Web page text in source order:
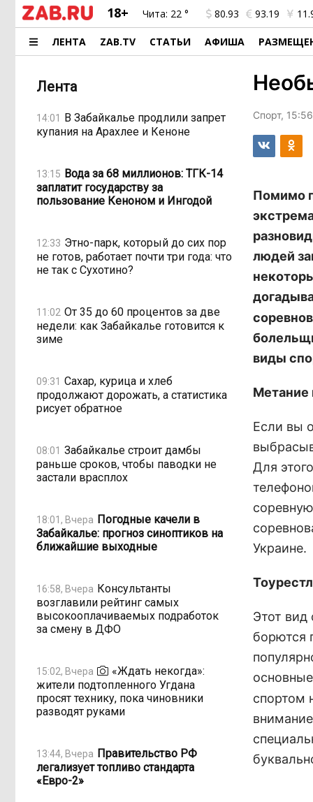
18+ Чита: 22 ° 80.93 93.19
ЛЕНТА ZAB.TV СТАТЬИ АФИША
Лента
14:01 В Забайкалье продлили запрет
купания на Арахлее и Кеноне
13:15 Вода за 68 миллионов: ТГК-14
заплатит государству за
пользование Кеноном и Ингодой
12:33 Этно-парк, который до сих пор
не готов, работает почти три года: что
не так с Сухотино?
11:02 От 35 до 60 процентов за две
недели: как Забайкалье готовится к
зиме
09:31 Сахар, курица и хлеб
продолжают дорожать, а статистика
рисует обратное
08:01 Забайкалье строит дамбы
раньше сроков, чтобы паводки не
застали врасплох
18:01, Вчера Погодные качели в
Забайкалье: прогноз синоптиков на
ближайшие выходные
16:58, Вчера Консультанты
возглавили рейтинг самых
высокооплачиваемых подработок
за смену в ДФО
15:02, Вчера
«Ждать некогда»:
жители подтопленного Угдана
просят технику, пока чиновники
разводят руками
13:44, Вчера Правительство РФ
легализует топливо стандарта
«Евро-2»
Спорт,
Помимо
людей
виды
Метание
Если вы
Для
Украине.
Этот вид
борются
спортом